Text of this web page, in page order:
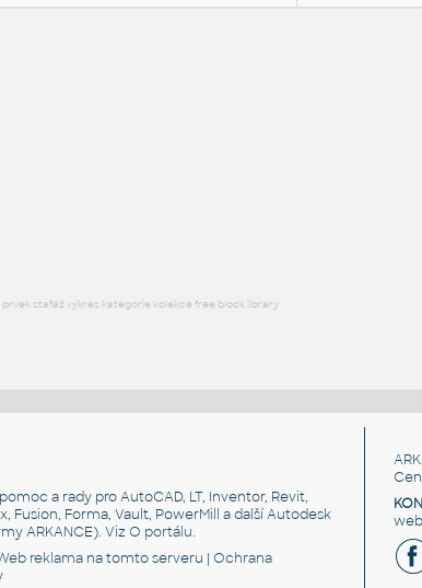
stafáž výkres kategorie kolekce free block library
a rady pro AutoCAD, LT, Inventor, Revit,
Fusion, Forma, Vault, PowerMill a další Autodesk
ARKANCE). VizO portálu.
reklama na tomto serveru |Ochrana